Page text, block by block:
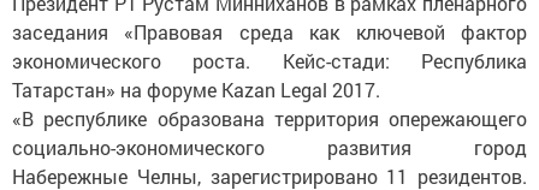
заседания «Правовая среда как ключевой фактор
экономического роста. Кейс-стади: Республика
Татарстан» на форуме Kazan Legal 2017.
«В республике образована территория опережающего
социально-экономического развития город
Набережные Челны, зарегистрировано 11 резидентов.